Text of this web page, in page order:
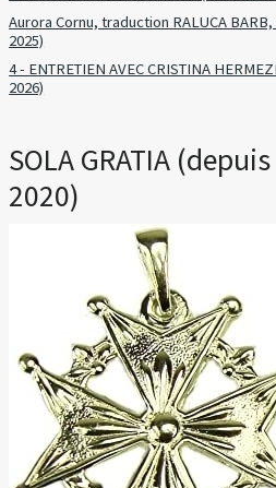
Aurora Cornu, traduction RALUCA
2025)
4 - ENTRETIEN AVEC CRISTINA
2026)
SOLA GRATIA
2020)